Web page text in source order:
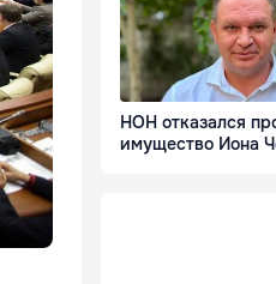
НОН отказался
имущество Иона